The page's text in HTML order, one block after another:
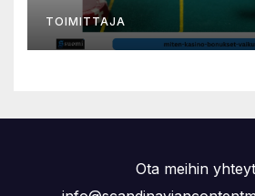
TOIMITTAJA
Ota meihin